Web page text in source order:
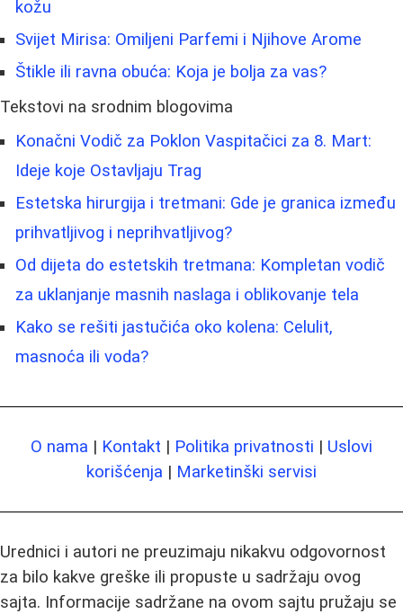
kožu
Svijet Mirisa: Omiljeni Parfemi i Njihove Arome
Štikle ili ravna obuća: Koja je bolja za vas?
Tekstovi na srodnim blogovima
Konačni Vodič za Poklon Vaspitačici za 8. Mart:
Ideje koje Ostavljaju Trag
Estetska hirurgija i tretmani: Gde je granica između
prihvatljivog i neprihvatljivog?
Od dijeta do estetskih tretmana: Kompletan vodič
za uklanjanje masnih naslaga i oblikovanje tela
Kako se rešiti jastučića oko kolena: Celulit,
masnoća ili voda?
O nama | Kontakt | Politika privatnosti | Uslovi
korišćenja | Marketinški servisi
Urednici i autori ne preuzimaju nikakvu odgovornost
za bilo kakve greške ili propuste u sadržaju ovog
sajta. Informacije sadržane na ovom sajtu pružaju se